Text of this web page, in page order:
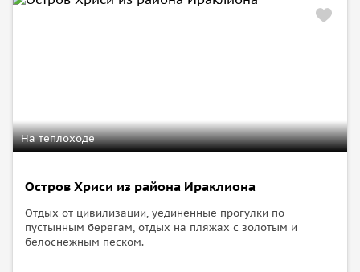
На теплоходе
Остров Хриси из района Ираклиона
Отдых от цивилизации, уединенные прогулки по
пустынным берегам, отдых на пляжах с золотым и
белоснежным песком.